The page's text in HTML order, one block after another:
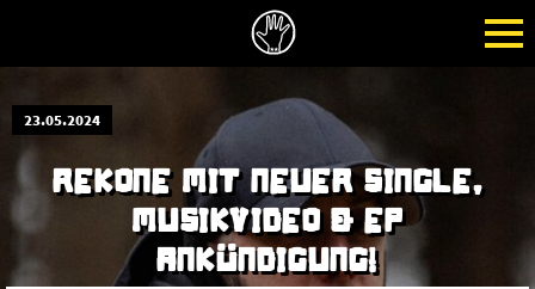
23.05.2024
REKONE MIT NEUER SINGLE,
MUSIKVIDEO & EP
ANKÜNDIGUNG!